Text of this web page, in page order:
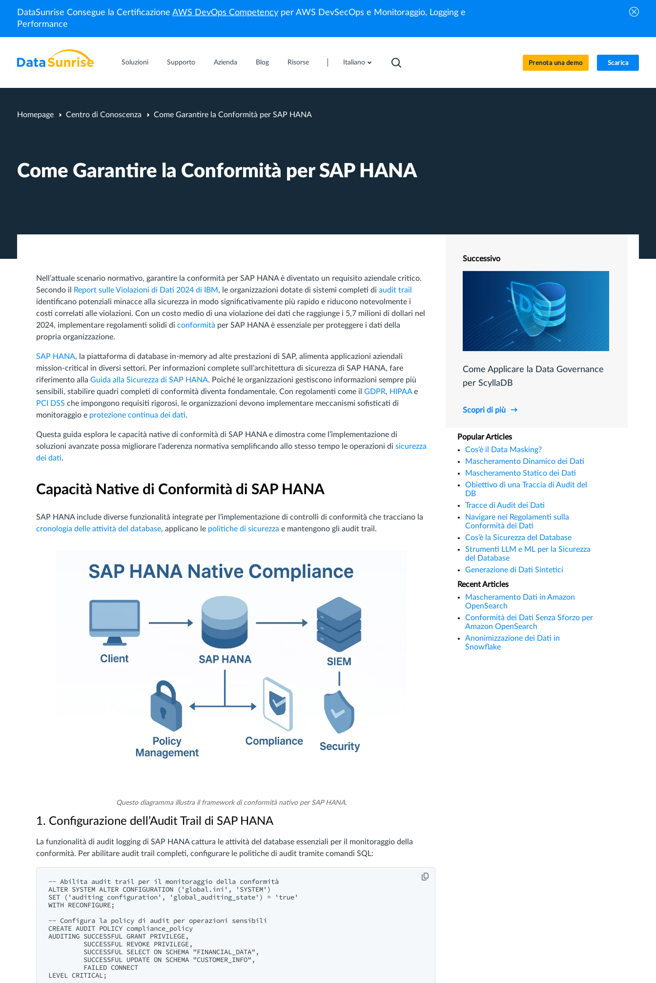
DataSunrise Consegue la Certificazione AWS DevOps Competency per AWS DevSecOps e Monitoraggio, Logging e
Performance
Soluzioni Supporto Azienda Blog Risorse Italiano Prenota una demo Scarica
Homepage Centro di Conoscenza Come Garantire la Conformità per SAP HANA
Come Garantire la Conformità per SAP HANA
Nell’attuale scenario normativo, garantire la conformità per SAP HANA è diventato un requisito aziendale critico.
Secondo il
Report sulle Violazioni di Dati 2024 di IBM , le organizzazioni dotate di sistemi completi di audit trail
identificano potenziali minacce alla sicurezza in modo significativamente più rapido e riducono notevolmente i
costi correlati alle violazioni. Con un costo medio di una violazione dei dati che raggiunge i 5,7 milioni di dollari nel
2024, implementare regolamenti solidi di conformità per SAP HANA è essenziale per proteggere i dati della
propria organizzazione.
SAP HANA, la piattaforma di database in-memory ad alte prestazioni di SAP, alimenta applicazioni aziendali
mission-critical in diversi settori. Per informazioni complete sull’architettura di sicurezza di SAP HANA, fare
riferimento alla Guida alla Sicurezza di SAP HANA. Poiché le organizzazioni gestiscono informazioni sempre più
sensibili, stabilire quadri completi di conformità diventa fondamentale. Con regolamenti come il GDPR, HIPAAe
PCI DSS che impongono requisiti rigorosi, le organizzazioni devono implementare meccanismi sofisticati di
monitoraggio e protezione continua dei dati.
Questa guida esplora le capacità native di conformità di SAP HANA e dimostra come l’implementazione di
soluzioni avanzate possa migliorare l’aderenza normativa semplificando allo stesso tempo le operazioni di sicurezza
dei dati.
Capacità Native di Conformità di SAP HANA
SAP HANA include diverse funzionalità integrate per l’implementazione di controlli di conformità che tracciano la
cronologia delle attività del database, applicano le politiche di sicurezza e mantengono gli audit trail.
Questo diagramma illustra il framework di conformità nativo per SAP HANA.
1. Configurazione dell’Audit Trail di SAP HANA
La funzionalità di audit logging di SAP HANA cattura le attività del database essenziali per il monitoraggio della
conformità. Per abilitare audit trail completi, configurare le politiche di audit tramite comandi SQL:
-- Abilita audit trail per il monitoraggio della conformità
ALTER SYSTEM ALTER CONFIGURATION ('global.ini', 'SYSTEM')
SET ('auditing configuration', 'global_auditing_state') = 'true'
WITH RECONFIGURE;
-- Configura la policy di audit per operazioni sensibili
CREATE AUDIT POLICY compliance_policy
AUDITING SUCCESSFUL GRANT PRIVILEGE,
         SUCCESSFUL REVOKE PRIVILEGE,
         SUCCESSFUL SELECT ON SCHEMA "FINANCIAL_DATA",
         SUCCESSFUL UPDATE ON SCHEMA "CUSTOMER_INFO",
         FAILED CONNECT
LEVEL CRITICAL;
Successivo
Come Applicare la Data Governance
per ScyllaDB
Scopri di più
Popular Articles
Cos’è il Data Masking?
Mascheramento Dinamico dei Dati
Mascheramento Statico dei Dati
Obiettivo di una Traccia di Audit del
DB
Tracce di Audit dei Dati
Navigare nei Regolamenti sulla
Conformità dei Dati
Cos’è la Sicurezza del Database
Strumenti LLM e ML per la Sicurezza
del Database
Generazione di Dati Sintetici
Recent Articles
Mascheramento Dati in Amazon
OpenSearch
Conformità dei Dati Senza Sforzo per
Amazon OpenSearch
Anonimizzazione dei Dati in
Snowflake